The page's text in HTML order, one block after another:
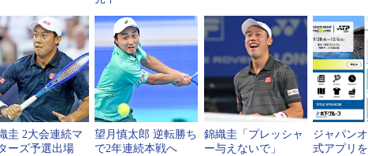
圭 2大会連続マ
ーズ予選出場
望月慎太郎 逆転勝ち
で2年連続本戦へ
錦織圭「プレッシャ
ー与えないで」
ジャパン
式アプリ